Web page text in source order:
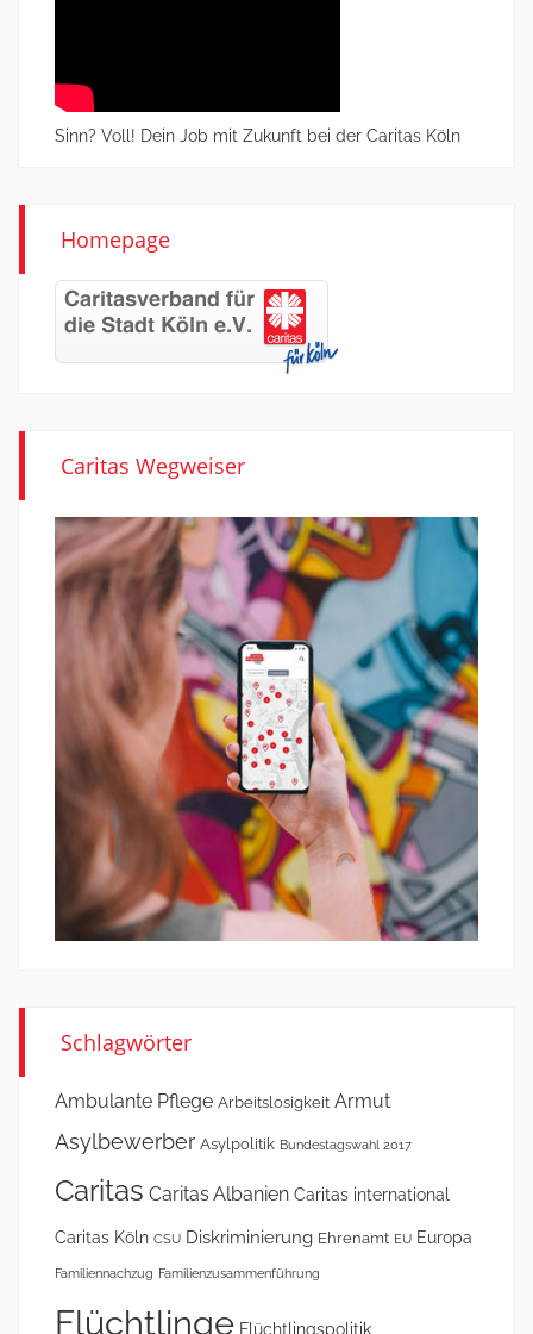
Sinn? Voll! Dein Job mit Zukunft bei der Caritas Köln
Homepage
Caritas Wegweiser
Schlagwörter
Ambulante Pflege Arbeitslosigkeit Armut
Asylbewerber Asylpolitik Bundestagswahl 2017
Caritas Caritas Albanien Caritas international
Caritas Köln CSU Diskriminierung Ehrenamt EU Europa
Familiennachzug Familienzusammenführung
Flüchtlinge Flüchtlingspolitik